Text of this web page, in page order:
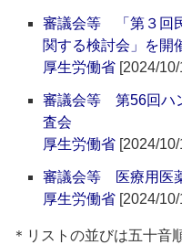
審議会等 「第３回
関する検討会」を開
厚生労働省 [2024/10/
審議会等 第56回ハ
査会
厚生労働省 [2024/10/
審議会等 医療用医
厚生労働省 [2024/10/
＊リストの並びは五十音